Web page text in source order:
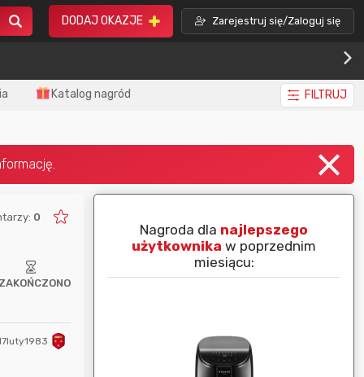
DODAJ OKAZJE Zarejestruj się/Zaloguj się
Katalog nagród FILTRUJ
0
ZAKOŃCZONO
Nagroda dla najlepszego
użytkownika w poprzednim
miesiącu: